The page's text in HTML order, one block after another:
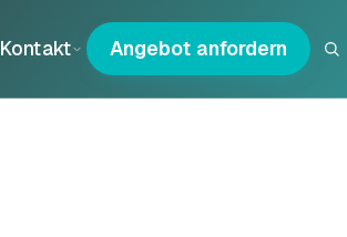
Kontakt Angebot anfordern